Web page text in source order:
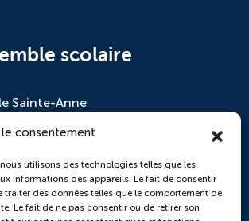
le consentement
utilisons des technologies telles que les
informations des appareils. Le fait de consentir
des données telles que le comportement de
Le fait de ne pas consentir ou de retirer son
scolaire
Sainte-Anne